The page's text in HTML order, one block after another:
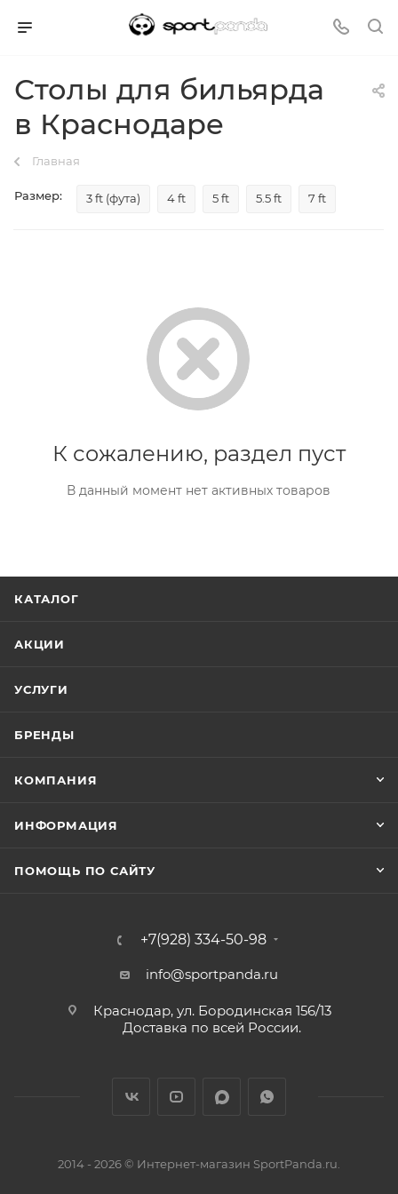
Столы для бильярда
в Краснодаре
Главная
Размер: 3 ft (фута) 4 ft 5 ft 5.5 ft 7 ft
К сожалению, раздел пуст
В данный момент нет активных товаров
КАТАЛОГ
АКЦИИ
УСЛУГИ
БРЕНДЫ
КОМПАНИЯ
ИНФОРМАЦИЯ
ПОМОЩЬ ПО САЙТУ
+7(928) 334-50-98
info@sportpanda.ru
Краснодар, ул. Бородинская 156/13
Доставка по всей России.
2014 - 2026 © Интернет-магазин SportPanda.ru.